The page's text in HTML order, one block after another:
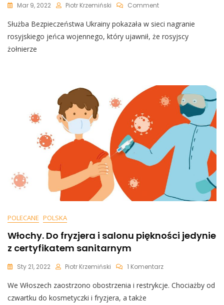
Mar 9, 2022 Piotr Krzemiński CommentOn
Żołnierz
Bez
Ogródek:
Ludności
Cywilnej”
[WIDEO]
Służba Bezpieczeństwa Ukrainy pokazała w sieci nagranie
rosyjskiego jeńca wojennego, który ujawnił, że rosyjscy
żołnierze
POLECANE POLSKA
Włochy. Do fryzjera i salonu piękności jedynie
z certyfikatem sanitarnym
Sty 21, 2022 Piotr Krzemiński 1 KomentarzDo
Do
We Włoszech zaostrzono obostrzenia i restrykcje. Chociażby od
czwartku do kosmetyczki i fryzjera, a także